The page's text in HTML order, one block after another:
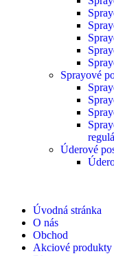
Sprayové
Úderové
Úvodná stránka
O nás
Obchod
Akciové produkty